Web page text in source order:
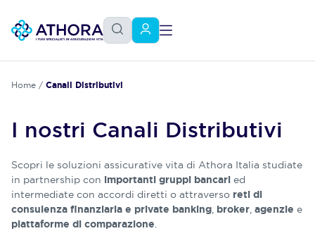
Home / Canali Distributivi
I nostri Canali Distributivi
Scopri le soluzioni assicurative vita di Athora Italia studiate
in partnership con importanti gruppi bancari ed
intermediate con accordi diretti o attraverso reti di
consulenza finanziaria e private banking, broker, agenzie e
piattaforme di comparazione.